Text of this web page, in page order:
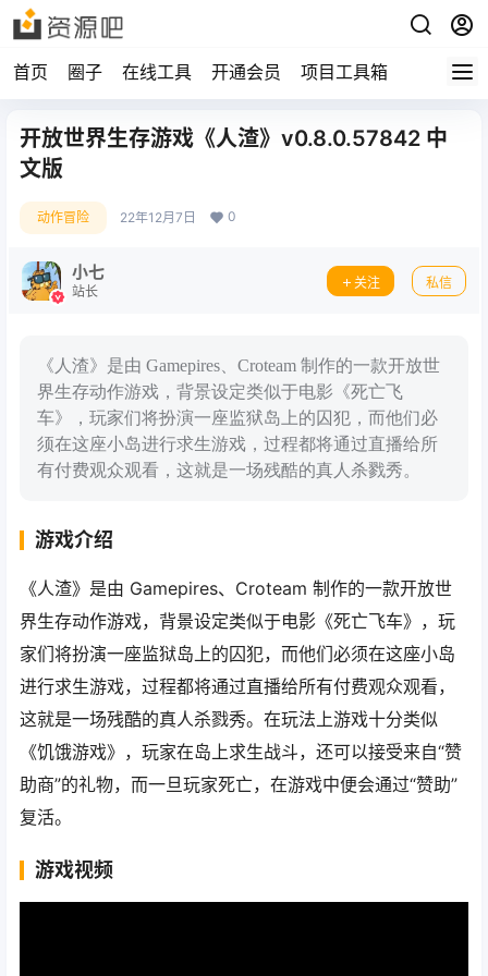
首页 圈子 在线工具 开通会员 项目工具箱
开放世界生存游戏《人渣》v0.8.0.57842 中
文版
动作冒险 22年12月7日 0
小七
站长
关注 私信
《人渣》是由 Gamepires、Croteam 制作的一款开放世
界生存动作游戏，背景设定类似于电影《死亡飞
车》，玩家们将扮演一座监狱岛上的囚犯，而他们必
须在这座小岛进行求生游戏，过程都将通过直播给所
有付费观众观看，这就是一场残酷的真人杀戮秀。
游戏介绍
《人渣》是由 Gamepires、Croteam 制作的一款开放世
界生存动作游戏，背景设定类似于电影《死亡飞车》，玩
家们将扮演一座监狱岛上的囚犯，而他们必须在这座小岛
进行求生游戏，过程都将通过直播给所有付费观众观看，
这就是一场残酷的真人杀戮秀。在玩法上游戏十分类似
《饥饿游戏》，玩家在岛上求生战斗，还可以接受来自“赞
助商”的礼物，而一旦玩家死亡，在游戏中便会通过“赞助”
复活。
游戏视频